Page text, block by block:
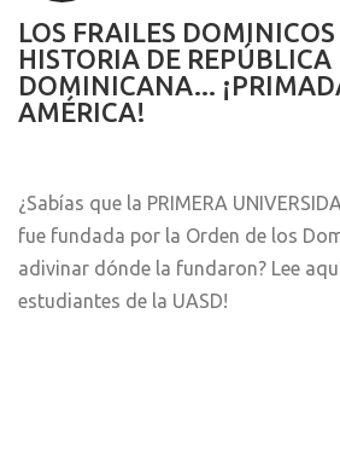
LOS FRAILES
HISTORIA DE REPÚBLICA
DOMINICANA...
AMÉRICA!
¿Sabías que la PRIMERA
fue fundada por la Orden de los
adivinar dónde la fundaron? Lee
estudiantes de la UASD!